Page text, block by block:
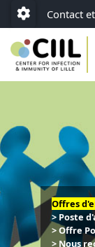
Aller au menu
Aller au contenu
Aller au pied de
Paramétrage
Contact
Offres
> Poste
> Offre
> Nous